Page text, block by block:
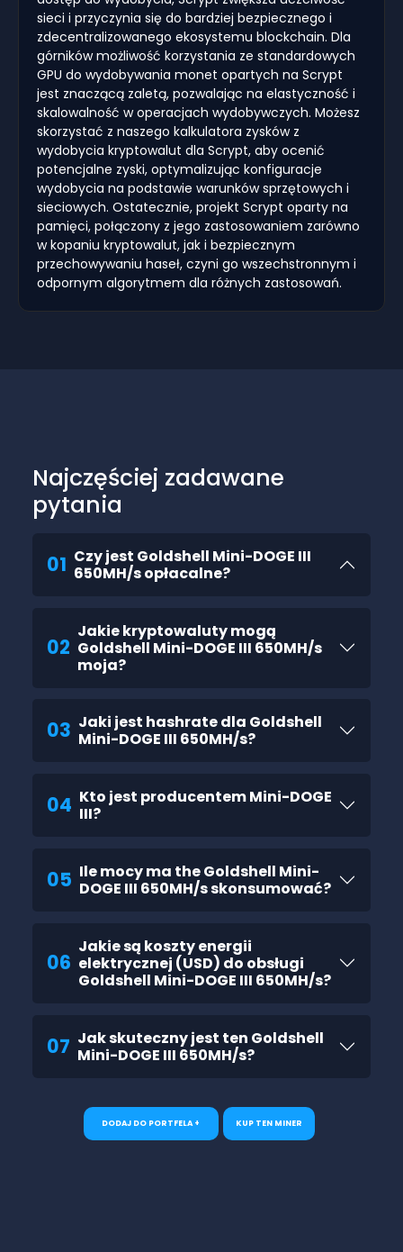
sieci i przyczynia się do bardziej bezpiecznego i
zdecentralizowanego ekosystemu blockchain. Dla
górników możliwość korzystania ze standardowych
GPU do wydobywania monet opartych na Scrypt
jest znaczącą zaletą, pozwalając na elastyczność i
skalowalność w operacjach wydobywczych. Możesz
skorzystać z naszego kalkulatora zysków z
wydobycia kryptowalut dla Scrypt, aby ocenić
potencjalne zyski, optymalizując konfiguracje
wydobycia na podstawie warunków sprzętowych i
sieciowych. Ostatecznie, projekt Scrypt oparty na
pamięci, połączony z jego zastosowaniem zarówno
w kopaniu kryptowalut, jak i bezpiecznym
przechowywaniu haseł, czyni go wszechstronnym i
odpornym algorytmem dla różnych zastosowań.
Najczęściej zadawane
pytania
01 Czy jest Goldshell Mini-DOGE III
650MH/s opłacalne?
02
Jakie kryptowaluty mogą
Goldshell Mini-DOGE III 650MH/s
moja?
03 Jaki jest hashrate dla Goldshell
Mini-DOGE III 650MH/s?
04 Kto jest producentem Mini-DOGE
III?
05 Ile mocy ma the Goldshell Mini-
DOGE III 650MH/s skonsumować?
06
Jakie są koszty energii
elektrycznej (USD) do obsługi
Goldshell Mini-DOGE III 650MH/s?
07 Jak skuteczny jest ten Goldshell
Mini-DOGE III 650MH/s?
DODAJ DO PORTFELA + KUP TEN MINER